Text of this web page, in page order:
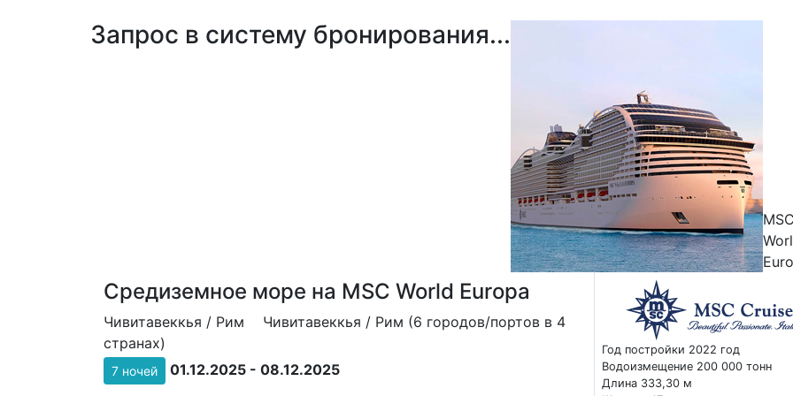
MSC
Средиземное море на MSC World Europa
Чивитавеккья / Рим
Чивитавеккья / Рим (6 городов/портов в 4
странах)
7 ночей 01.12.2025 - 08.12.2025
Год постройки 2022 год
Водоизмещение 200 000 тонн
Длина 333,30 м
Запрос в систему бронирования...